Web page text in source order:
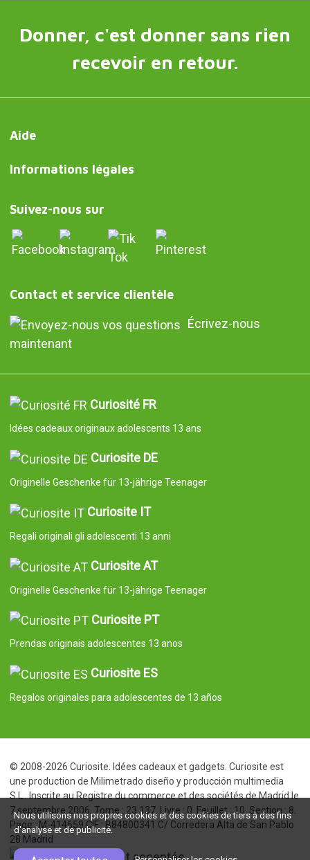
Donner, c'est donner sans rien
recevoir en retour.
Aide
Informations légales
Suivez-nous sur
Contact et service clientèle
Écrivez-nous
maintenant
Curiosité FR
Idées cadeaux originaux adolescents 13 ans
Curiosite DE
Originelle Geschenke für 13-jährige Teenager
Curiosite IT
Regali originali gli adolescenti 13 anni
Curiosite AT
Originelle Geschenke für 13-jährige Teenager
Curiosite PT
Prendas originais adolescentes 13 anos
Curiosite ES
Regalos originales para adolescentes de 13 años
© 2008-2026 Curiosite. Idées cadeaux et gadgets. Curiosite est
une production de Milimetrado diseño y producción multimedia
S.L.. Inscrite au Registre du commerce et des sociétés de Madrid le
7 septembre 2006. Tome : 23.137. Livre : 0. Feuillet : 10. Section : 8.
Page : M-414659 CIF : B84800341 C/ Corredera Alta de San Pablo
28 Madrid
Nous utilisons nos propres cookies et des cookies de tiers à des fins
d'analyse et de publicité.